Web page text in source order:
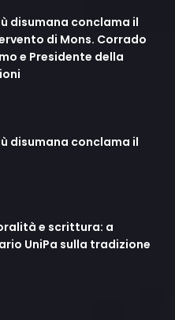
disumana conclama il
di Mons. Corrado
e Presidente della
disumana conclama il
e scrittura: a
UniPa sulla tradizione